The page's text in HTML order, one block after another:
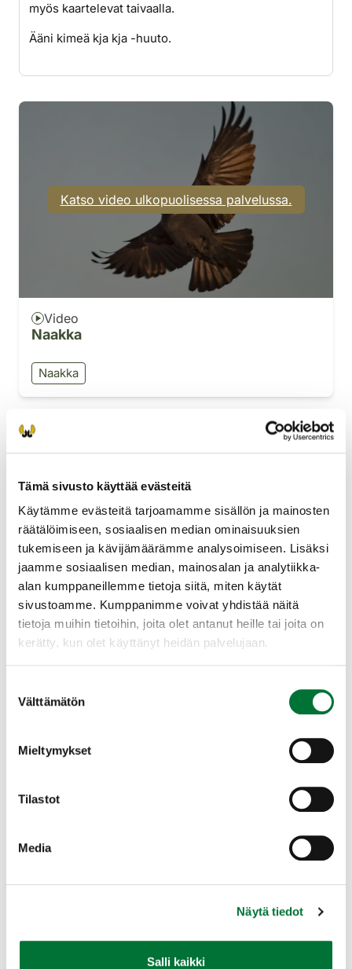
Tämä sivusto käyttää evästeitä
Käytämme evästeitä tarjoamamme sisällön ja mainosten
räätälöimiseen, sosiaalisen median ominaisuuksien
tukemiseen ja kävijämäärämme analysoimiseen. Lisäksi
jaamme sosiaalisen median, mainosalan ja analytiikka-
alan kumppaneillemme tietoja siitä, miten käytät
sivustoamme. Kumppanimme voivat yhdistää näitä
tietoja muihin tietoihin, joita olet antanut heille tai joita on
kerätty, kun olet käyttänyt heidän palvelujaan.
valinta
Välttämätön
Mieltymykset
Tilastot
Media
Näytä tiedot
Salli kaikki
myös kaartelevat taivaalla.
Ääni kimeä kja kja -huuto.
Katso video ulkopuolisessa palvelussa.
Video
Naakka
Naakka
Esiintyminen
Naakka on osittaismuuttaja ja yleinen
kulttuurimaisemassa maan eteläpuoliskossa.
Pesii kolonioissa, joissa voi olla yli 30 paria.
Pesät ovat rakennuksissa, koloissa tai
pöntöissä.
Laajenna lisätiedot
Pesimäaikainen rauhoitusaika: koko maassa